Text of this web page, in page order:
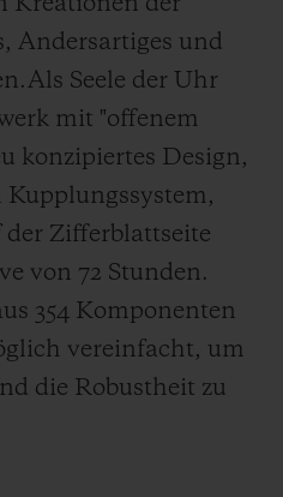
Andersartiges und
Als Seele der Uhr
mit "offenem
konzipiertes Design,
der Zifferblattseite
von 72 Stunden.
354 Komponenten
vereinfacht, um
die Robustheit zu